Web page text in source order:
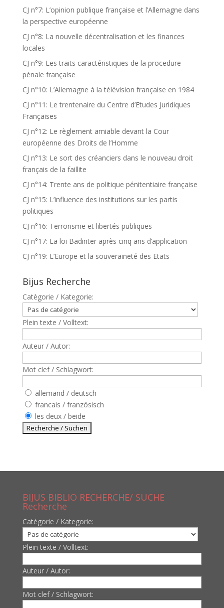
CJ n°7: L’opinion publique française et l’Allemagne dans
la perspective européenne
CJ n°8: La nouvelle décentralisation et les finances
locales
CJ n°9: Les traits caractéristiques de la procedure
pénale française
CJ n°10: L’Allemagne à la télévision française en 1984
CJ n°11: Le trentenaire du Centre d’Etudes Juridiques
Françaises
CJ n°12: Le règlement amiable devant la Cour
européenne des Droits de l’Homme
CJ n°13: Le sort des créanciers dans le nouveau droit
français de la faillite
CJ n°14: Trente ans de politique pénitentiaire française
CJ n°15: L’influence des institutions sur les partis
politiques
CJ n°16: Terrorisme et libertés publiques
CJ n°17: La loi Badinter après cinq ans d’application
CJ n°19: L’Europe et la souveraineté des Etats
Bijus Recherche
Catègorie / Kategorie:
Plein texte / Volltext:
Auteur / Autor:
Mot clef / Schlagwort:
allemand / deutsch
francais / französisch
les deux / beide
BIJUS BIBLIO RECHERCHE/ SUCHE
Recherche
Catègorie / Kategorie:
Plein texte / Volltext:
Auteur / Autor:
Mot clef / Schlagwort: